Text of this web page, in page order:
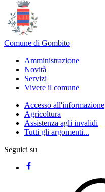
Comune di Gombito
Amministrazione
Novità
Servizi
Vivere il comune
Accesso all'informazione
Agricoltura
Assistenza agli invalidi
Tutti gli argomenti...
Seguici su